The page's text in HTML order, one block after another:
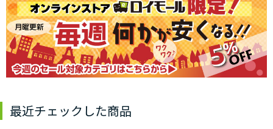
最近チェックした商品